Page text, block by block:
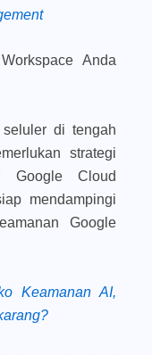
Anda
seluler di tengah
strategi
Google Cloud
mendampingi
Google
Keamanan AI,